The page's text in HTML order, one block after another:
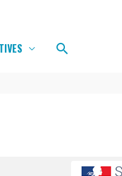
Rechercher